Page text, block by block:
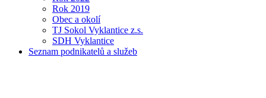
Rok 2019
Obec a okolí
TJ Sokol Vyklantice z.s.
SDH Vyklantice
Seznam podnikatelů a služeb